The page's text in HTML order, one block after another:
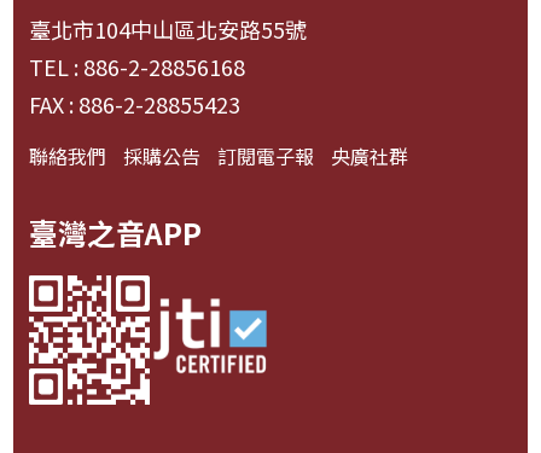
臺北市104中山區北安路55號
TEL : 886-2-28856168
FAX : 886-2-28855423
聯絡我們 採購公告 訂閱電子報 央廣社群
臺灣之音APP